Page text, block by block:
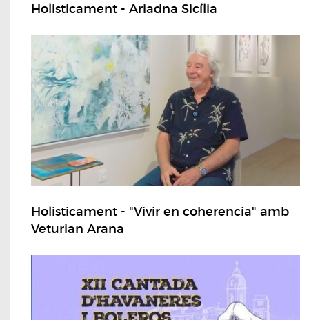
Holisticament - Ariadna Sicília
Holisticament - "Vivir en coherencia" amb
Veturian Arana